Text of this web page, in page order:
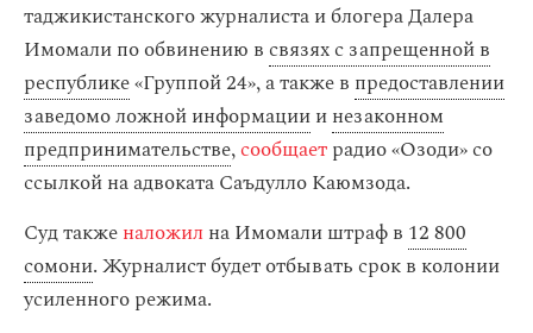
таджикистанского журналиста и блогера Далера
Имомали по обвинению всвязях с запрещенной в
республике«Группой 24», а также в предоставлении
заведомо ложной информацииинезаконном
предпринимательстве,сообщаетрадио «Озоди» со
ссылкой на адвоката Саъдулло Каюмзода.
Суд такженаложил на Имомали штраф в 12 800
сомони. Журналист будет отбывать срок в колонии
усиленного режима.